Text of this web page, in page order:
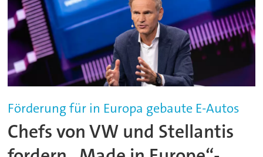
Förderung für in Europa gebaute E-Autos
Chefs von VW und Stellantis